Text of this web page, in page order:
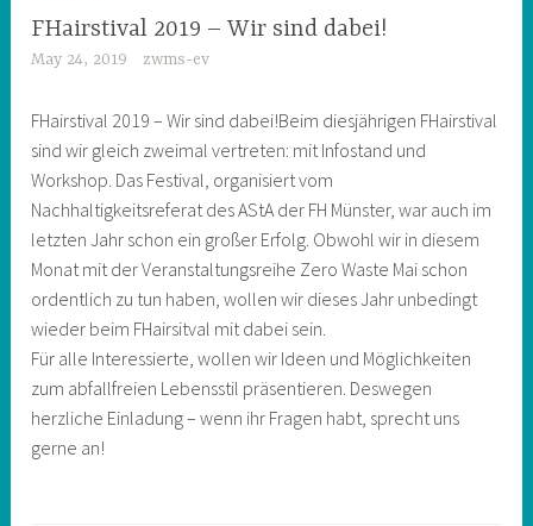
FHairstival 2019 – Wir sind dabei!
May 24, 2019 zwms-ev
FHairstival 2019 – Wir sind dabei!Beim diesjährigen FHairstival
sind wir gleich zweimal vertreten: mit Infostand und
Workshop. Das Festival, organisiert vom
Nachhaltigkeitsreferat des AStA der FH Münster, war auch im
letzten Jahr schon ein großer Erfolg. Obwohl wir in diesem
Monat mit der Veranstaltungsreihe Zero Waste Mai schon
ordentlich zu tun haben, wollen wir dieses Jahr unbedingt
wieder beim FHairsitval mit dabei sein.
Für alle Interessierte, wollen wir Ideen und Möglichkeiten
zum abfallfreien Lebensstil präsentieren. Deswegen
herzliche Einladung – wenn ihr Fragen habt, sprecht uns
gerne an!